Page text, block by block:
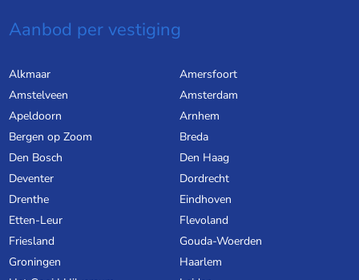
Aanbod per vestiging
Alkmaar
Amersfoort
Amstelveen
Amsterdam
Apeldoorn
Arnhem
Bergen op Zoom
Breda
Den Bosch
Den Haag
Deventer
Dordrecht
Drenthe
Eindhoven
Etten-Leur
Flevoland
Friesland
Gouda-Woerden
Groningen
Haarlem